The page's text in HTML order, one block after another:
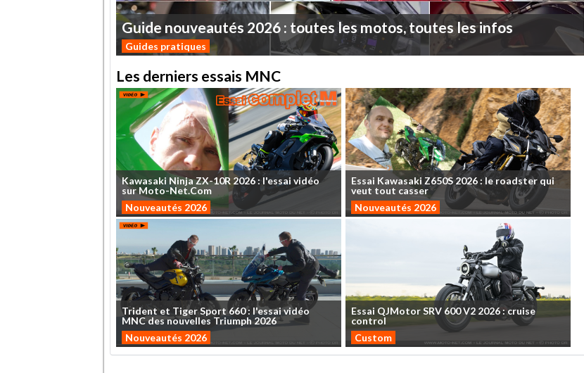
Guide nouveautés 2026 : toutes lesmotos,toutesles infos
Guides pratiques
Les derniers essais MNC
Kawasaki NinjaZX-10R 2026 : l'essai vidéo
sur Moto-Net.Com
Nouveautés 2026
Essai Kawasaki Z650S2026:le roadster qui
veut tout casser
Nouveautés 2026
Trident et TigerSport 660: l'essaividéo
MNCdesnouvelles Triumph2026
Nouveautés 2026
Essai QJMotorSRV 600V2 2026: cruise
control
Custom